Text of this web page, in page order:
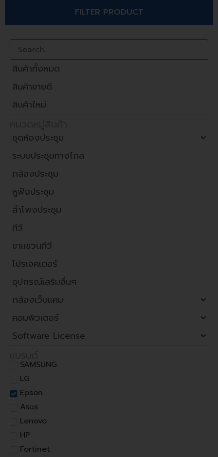
FILTER PRODUCT
สินค้าทั้งหมด
สินค้าขายดี
สินค้าใหม่
ชุดห้องประชุม
ระบบประชุมทางไกล
กล้องประชุม
หูฟังประชุม
ลำโพงประชุม
ทีวี
ขาแขวนทีวี
โปรเจคเตอร์
อุปกรณ์เสริมอื่นๆ
กล้องเว็บแคม
คอมพิวเตอร์
Software License
SAMSUNG
LG
Epson
Asus
Lenovo
HP
Fortinet